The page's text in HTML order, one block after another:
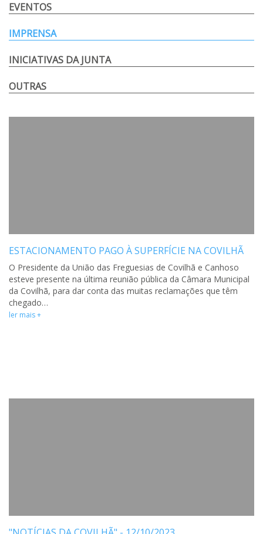
EVENTOS
IMPRENSA
INICIATIVAS DA JUNTA
OUTRAS
ESTACIONAMENTO PAGO À SUPERFÍCIE NA COVILHÃ
O Presidente da União das Freguesias de Covilhã e Canhoso
esteve presente na última reunião pública da Câmara Municipal
da Covilhã, para dar conta das muitas reclamações que têm
chegado…
ler mais +